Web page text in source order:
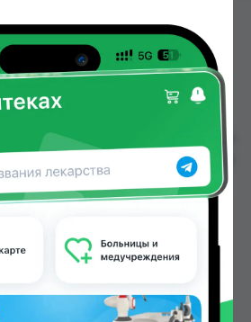
или заказать в аптеках,
Авиценна, Амирӣ, Аптека +
Арча, Ватан №1 по цене от
в Душанбе и других